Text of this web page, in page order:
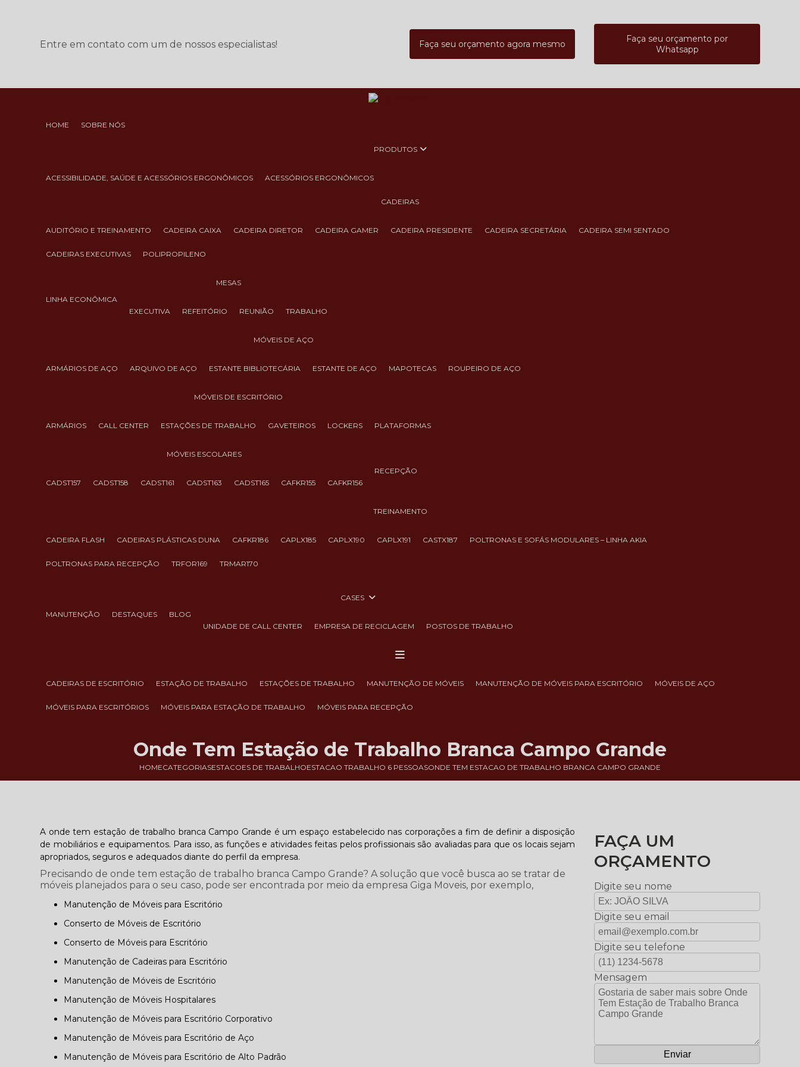
Entre em contato com um de nossos especialistas! Faça seu orçamento agora mesmo
Faça seu orçamento por
Whatsapp
HOME SOBRE NÓS
PRODUTOS
ACESSIBILIDADE, SAÚDE E ACESSÓRIOS ERGONÔMICOS ACESSÓRIOS ERGONÔMICOS
CADEIRAS
AUDITÓRIO E TREINAMENTO CADEIRA CAIXA CADEIRA DIRETOR CADEIRA GAMER CADEIRA PRESIDENTE CADEIRA SECRETÁRIA CADEIRA SEMI SENTADO
CADEIRAS EXECUTIVAS POLIPROPILENO
LINHA ECONÔMICA
MESAS
EXECUTIVA REFEITÓRIO REUNIÃO TRABALHO
MÓVEIS DE AÇO
ARMÁRIOS DE AÇO ARQUIVO DE AÇO ESTANTE BIBLIOTECÁRIA ESTANTE DE AÇO MAPOTECAS ROUPEIRO DE AÇO
MÓVEIS DE ESCRITÓRIO
ARMÁRIOS CALL CENTER ESTAÇÕES DE TRABALHO GAVETEIROS LOCKERS PLATAFORMAS
MÓVEIS ESCOLARES
CADST157 CADST158 CADST161 CADST163 CADST165 CAFKR155 CAFKR156
RECEPÇÃO
TREINAMENTO
CADEIRA FLASH CADEIRAS PLÁSTICAS DUNA CAFKR186 CAPLX185 CAPLX190 CAPLX191 CASTX187 POLTRONAS E SOFÁS MODULARES – LINHA AKIA
POLTRONAS PARA RECEPÇÃO TRFOR169 TRMAR170
MANUTENÇÃO DESTAQUES BLOG
CASES
UNIDADE DE CALL CENTER EMPRESA DE RECICLAGEM POSTOS DE TRABALHO
CADEIRAS DE ESCRITÓRIO ESTAÇÃO DE TRABALHO ESTAÇÕES DE TRABALHO MANUTENÇÃO DE MÓVEIS MANUTENÇÃO DE MÓVEIS PARA ESCRITÓRIO MÓVEIS DE AÇO
MÓVEIS PARA ESCRITÓRIOS MÓVEIS PARA ESTAÇÃO DE TRABALHO MÓVEIS PARA RECEPÇÃO
HOMECATEGORIASESTACOES DE TRABALHOESTACAO TRABALHO 6 PESSOASONDE TEM ESTACAO DE TRABALHO BRANCA CAMPO GRANDE
Onde Tem Estação de Trabalho Branca Campo Grande
A onde tem estação de trabalho branca Campo Grande é um espaço estabelecido nas corporações a fim de definir a disposição
de mobiliários e equipamentos. Para isso, as funções e atividades feitas pelos profissionais são avaliadas para que os locais sejam
apropriados, seguros e adequados diante do perfil da empresa.
Precisando de onde tem estação de trabalho branca Campo Grande? A solução que você busca ao se tratar de
móveis planejados para o seu caso, pode ser encontrada por meio da empresa Giga Moveis, por exemplo,
Manutenção de Móveis para Escritório
Conserto de Móveis de Escritório
Conserto de Móveis para Escritório
Manutenção de Cadeiras para Escritório
Manutenção de Móveis de Escritório
Manutenção de Móveis Hospitalares
Manutenção de Móveis para Escritório Corporativo
Manutenção de Móveis para Escritório de Aço
Manutenção de Móveis para Escritório de Alto Padrão
FAÇA UM
ORÇAMENTO
Digite seu nome
Digite seu email
Digite seu telefone
Mensagem